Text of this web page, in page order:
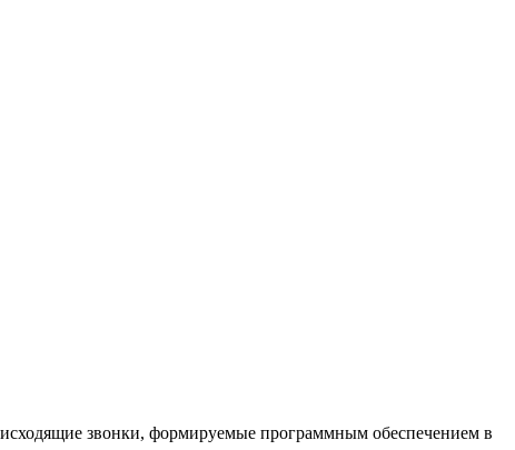
звонки, формируемые программным обеспечением в